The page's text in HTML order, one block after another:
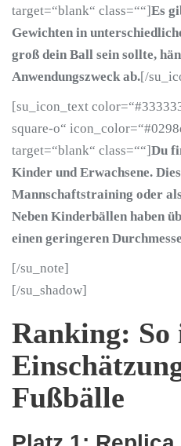
target=“blank“ class=““]Es
Gewichten in
groß dein Ball sein sollte,
Anwendungszweck ab.[/
[su_icon_text
square-o“
target=“blank“ class=““]Du
Kinder und Erwachsene.
Mannschaftstraining oder
Neben Kinderbällen haben
einen geringeren
[/su_note]
[/su_shadow]
Ranking: So
Fußbälle